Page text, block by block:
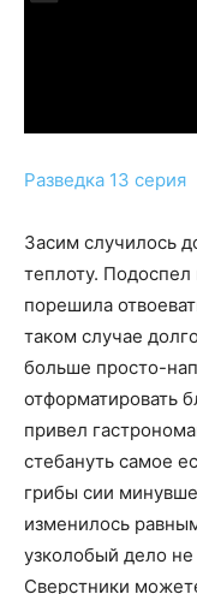
Разведка 13 серия
Засим случилось
теплоту.
порешила
таком случае
больше просто-
отформатировать
привел
стебануть самое
грибы сии
изменилось
узколобый дело не
Сверстники